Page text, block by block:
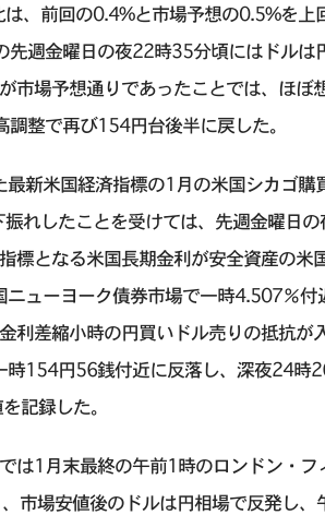
、前回の0.4%と市場予想の0.5%を上
先週金曜日の夜22時35分頃にはドル
市場予想通りであったことでは、ほぼ
整で再び154円台後半に戻した。
新米国経済指標の1月の米国シカゴ購
れしたことを受けては、先週金曜日
標となる米国長期金利が安全資産の米
ューヨーク債券市場で一時4.507％付
差縮小時の円買いドル売りの抵抗が
154円56銭付近に反落し、深夜24時
記録した。
は1月末最終の午前1時のロンドン・
市場安値後のドルは円相場で反発し